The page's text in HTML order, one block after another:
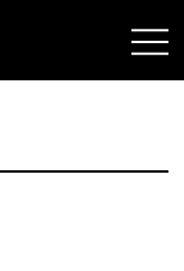
Lüdenscheid